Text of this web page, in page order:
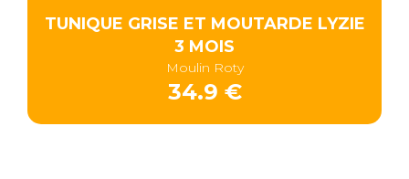
TUNIQUE GRISE ET MOUTARDE LYZIE
3 MOIS
Moulin Roty
34.9 €